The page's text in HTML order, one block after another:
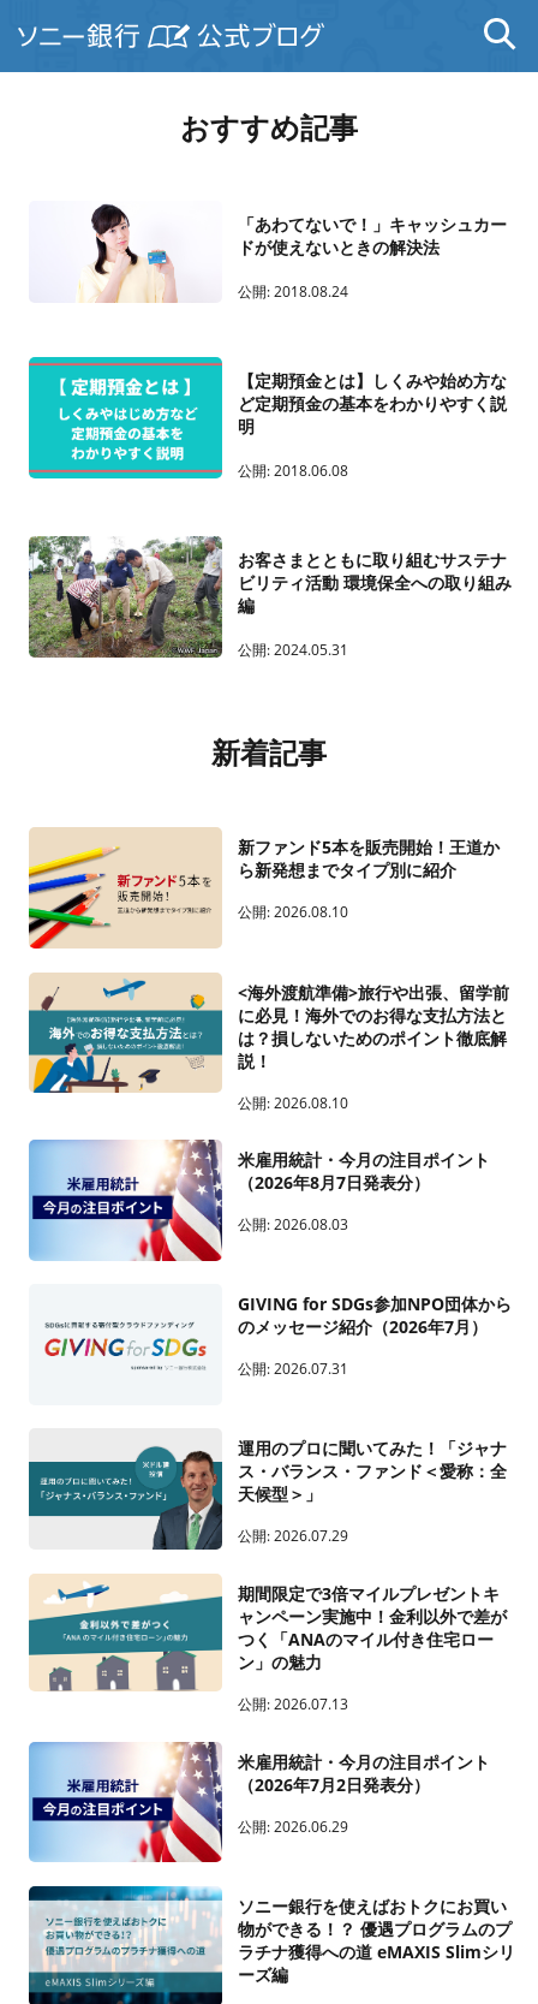
おすすめ記事
「あわてないで！」キャッシュカー
ドが使えないときの解決法
公開:2018.08.24
【定期預金とは】しくみや始め方な
ど定期預金の基本をわかりやすく説
明
公開:2018.06.08
お客さまとともに取り組むサステナ
ビリティ活動 環境保全への取り組み
編
公開:2024.05.31
新着記事
新ファンド5本を販売開始！王道か
ら新発想までタイプ別に紹介
公開:2026.08.10
<海外渡航準備>旅行や出張、留学前
に必見！海外でのお得な支払方法と
は？損しないためのポイント徹底解
説！
公開:2026.08.10
米雇用統計・今月の注目ポイント
（2026年8月7日発表分）
公開:2026.08.03
GIVING for SDGs参加NPO団体から
のメッセージ紹介（2026年7月）
公開:2026.07.31
運用のプロに聞いてみた！「ジャナ
ス・バランス・ファンド＜愛称：全
天候型＞」
公開:2026.07.29
期間限定で3倍マイルプレゼントキ
ャンペーン実施中！金利以外で差が
つく「ANAのマイル付き住宅ロー
ン」の魅力
公開:2026.07.13
米雇用統計・今月の注目ポイント
（2026年7月2日発表分）
公開:2026.06.29
ソニー銀行を使えばおトクにお買い
物ができる！？ 優遇プログラムのプ
ラチナ獲得への道 eMAXIS Slimシリ
ーズ編